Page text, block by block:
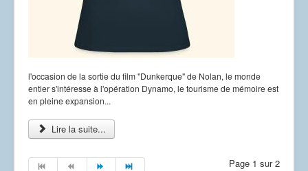
l'occasion de la sortie du film "Dunkerque" de Nolan, le monde
entier s'intéresse à l'opération Dynamo, le tourisme de mémoire est
en pleine expansion...
Lire la suite...
Page 1 sur 2